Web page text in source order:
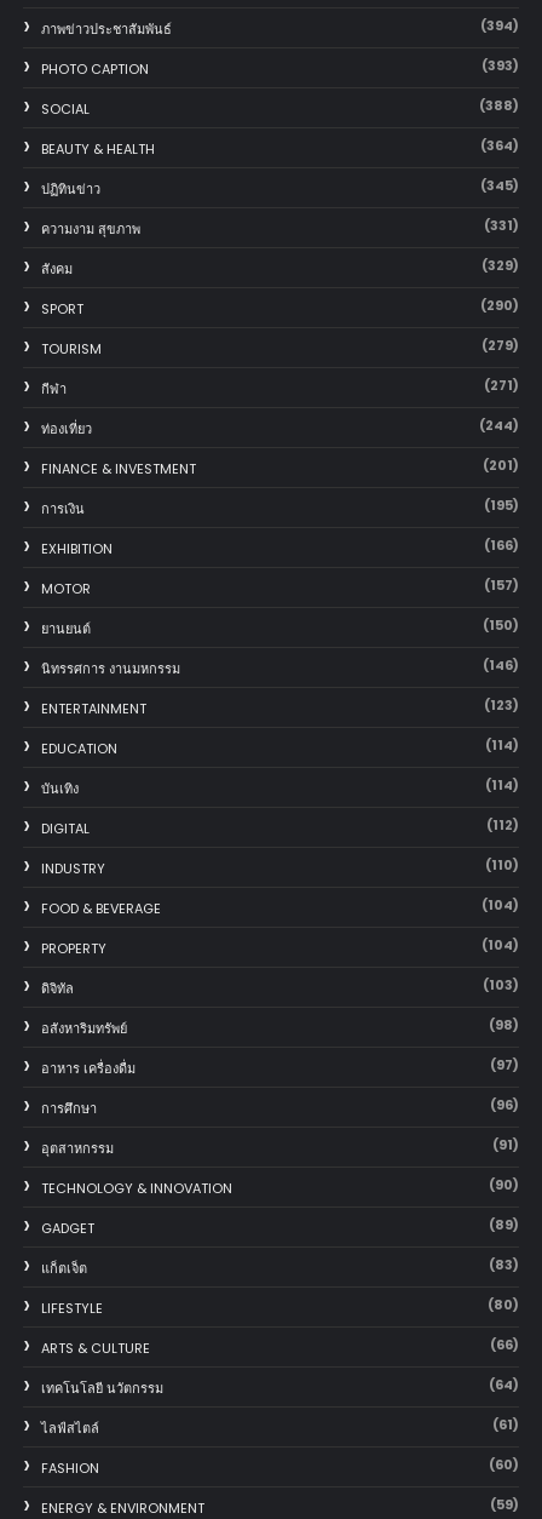
ภาพข่าวประชาสัมพันธ์ (394)
PHOTO CAPTION (393)
SOCIAL (388)
BEAUTY & HEALTH (364)
ปฏิทินข่าว (345)
ความงาม สุขภาพ (331)
สังคม (329)
SPORT (290)
TOURISM (279)
กีฬา (271)
ท่องเที่ยว (244)
FINANCE & INVESTMENT (201)
การเงิน (195)
EXHIBITION (166)
MOTOR (157)
‎ยานยนต์‎ (150)
นิทรรศการ งานมหกรรม (146)
ENTERTAINMENT (123)
EDUCATION (114)
บันเทิง (114)
DIGITAL (112)
INDUSTRY (110)
FOOD & BEVERAGE (104)
PROPERTY (104)
ดิจิทัล (103)
อสังหาริมทรัพย์ (98)
อาหาร เครื่องดื่ม (97)
การศึกษา (96)
อุตสาหกรรม (91)
TECHNOLOGY & INNOVATION (90)
GADGET (89)
แก็ตเจ็ต (83)
LIFESTYLE (80)
ARTS & CULTURE (66)
เทคโนโลยี นวัตกรรม (64)
ไลฟ์สไตล์ (61)
FASHION (60)
ENERGY & ENVIRONMENT (59)